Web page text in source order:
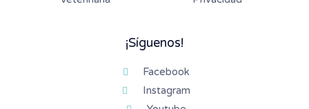
¡Síguenos!
Facebook
Instagram